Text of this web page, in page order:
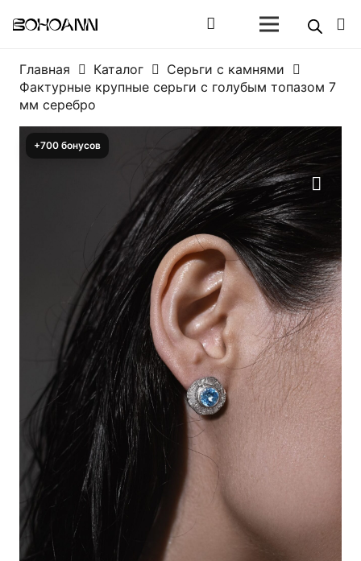
Главная Каталог
Серьги с камнями
Фактурные крупные серьги с голубым топазом 7
мм серебро
+700 бонусов